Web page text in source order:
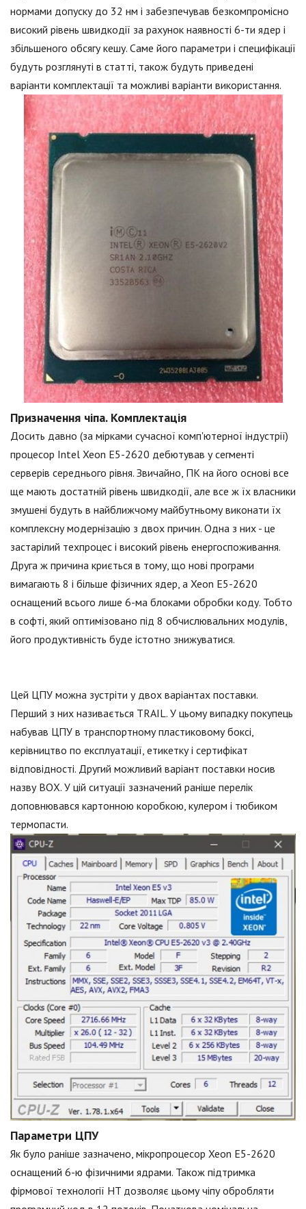
нормами допуску до 32 нм і забезпечував безкомпромісно
високий рівень швидкодії за рахунок наявності 6-ти ядер і
збільшеного обсягу кешу. Саме його параметри і специфікації
будуть розглянуті в статті, також будуть приведені
варіанти комплектації та можливі варіанти використання.
Призначення чіпа. Комплектація
Досить давно (за мірками сучасної комп'ютерної індустрії)
процесор Intel Xeon E5-2620 дебютував у сегменті
серверів середнього рівня. Звичайно, ПК на його основі все
ще мають достатній рівень швидкодії, але все ж їх власники
змушені будуть в найближчому майбутньому виконати їх
комплексну модернізацію з двох причин. Одна з них - це
застарілий техпроцес і високий рівень енергоспоживання.
Друга ж причина криється в тому, що нові програми
вимагають 8 і більше фізичних ядер, а Xeon E5-2620
оснащений всього лише 6-ма блоками обробки коду. Тобто
в софті, який оптимізовано під 8 обчислювальних модулів,
його продуктивність буде істотно знижуватися.
Цей ЦПУ можна зустріти у двох варіантах поставки.
Перший з них називається TRAIL. У цьому випадку покупець
набував ЦПУ в транспортному пластиковому боксі,
керівництво по експлуатації, етикетку і сертифікат
відповідності. Другий можливий варіант поставки носив
назву ВОХ. У цій ситуації зазначений раніше перелік
доповнювався картонною коробкою, кулером і тюбиком
термопасти.
Параметри ЦПУ
Як було раніше зазначено, мікропроцесор Xeon E5-2620
оснащений 6-ю фізичними ядрами. Також підтримка
фірмової технології HT дозволяє цьому чіпу обробляти